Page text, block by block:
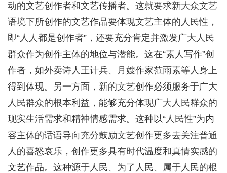
动的文艺创作者和文艺传播者。这就要求新大众文艺
语境下所创作的文艺作品要体现文艺主体的人民性，
即“人人都是创作者”，还要充分肯定并激发广大人民
群众作为创作主体的地位与潜能。这在“素人写作”创
作者，如外卖诗人王计兵、月嫂作家范雨素等人身上
得到体现。另一方面，新的文艺创作必须服务于广大
人民群众的根本利益，能够充分体现广大人民群众的
现实生活需求和精神情感需求。这种以“人民性”为内
容主体的话语导向充分鼓励文艺创作更多去关注普通
人的喜怒哀乐，创作更多具有时代温度和真情实感的
文艺作品。这种源于人民、为了人民、属于人民的根